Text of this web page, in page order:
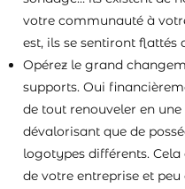
votre communauté à
est, ils se sentiront flattés
Opérez le grand
supports. Oui
de tout renouveler en une
dévalorisant que de
logotypes différents.
de votre entreprise et